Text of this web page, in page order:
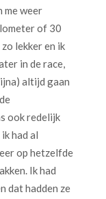
me weer
of 30
lekker en ik
in de race,
altijd gaan
ook redelijk
had al
op hetzelfde
Ik had
dat hadden ze